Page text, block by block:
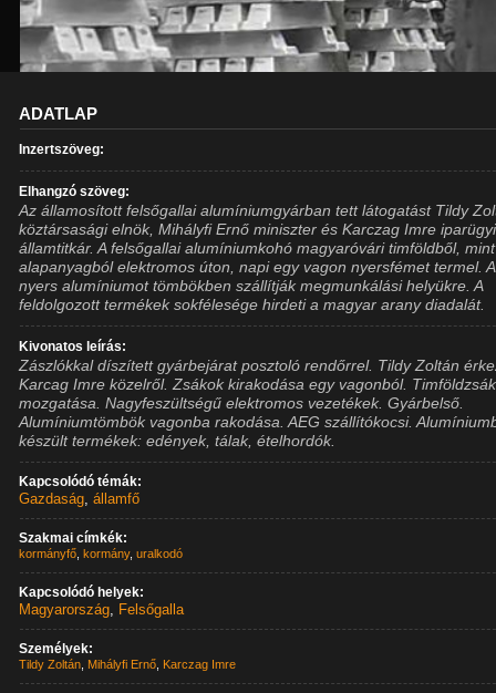
ADATLAP
Inzertszöveg:
Elhangzó szöveg:
Az államosított felsőgallai alumíniumgyárban tett látogatást Tildy
köztársasági elnök, Mihályfi Ernő miniszter és Karczag Imre iparügyi
államtitkár. A felsőgallai alumíniumkohó magyaróvári timföldből, mint
alapanyagból elektromos úton, napi egy vagon nyersfémet termel. A
nyers alumíniumot tömbökben szállítják megmunkálási helyükre. A
feldolgozott termékek sokfélesége hirdeti a magyar arany diadalát.
Kivonatos leírás:
Zászlókkal díszített gyárbejárat posztoló rendőrrel. Tildy Zoltán
Karcag Imre közelről. Zsákok kirakodása egy vagonból.
mozgatása. Nagyfeszültségű elektromos vezetékek. Gyárbelső.
Alumíniumtömbök vagonba rakodása. AEG szállítókocsi.
készült termékek: edények, tálak, ételhordók.
Kapcsolódó témák:
Gazdaság,államfő
Szakmai címkék:
kormányfő ,kormány,uralkodó
Kapcsolódó helyek:
Magyarország, Felsőgalla
Személyek:
Tildy Zoltán Mihályfi Ernő Karczag Imre